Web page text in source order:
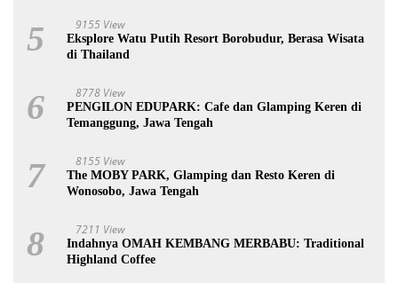
5 9155 View
Eksplore Watu Putih Resort Borobudur, Berasa Wisata
di Thailand
6 8778 View
PENGILON EDUPARK: Cafe dan Glamping Keren di
Temanggung, Jawa Tengah
7 8155 View
The MOBY PARK, Glamping dan Resto Keren di
Wonosobo, Jawa Tengah
8 7211 View
Indahnya OMAH KEMBANG MERBABU: Traditional
Highland Coffee